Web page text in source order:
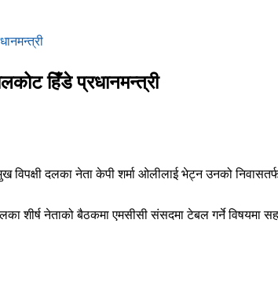
हिँडे प्रधानमन्त्री
विपक्षी दलका नेता केपी शर्मा ओलीलाई भेट्न उनको
शीर्ष नेताको बैठकमा एमसीसी संसदमा टेबल गर्ने